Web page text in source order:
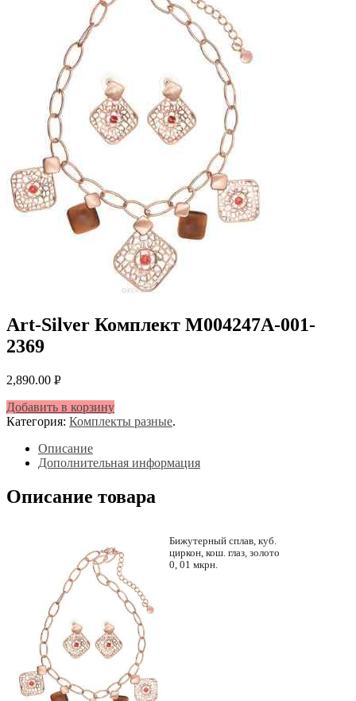
Art-Silver Комплект M004247А-001-
2369
2,890.00 Р
Добавить в корзину
Категория: Комплекты разные.
Описание
Дополнительная информация
Описание товара
Бижутерный сплав, куб.
циркон, кош. глаз, золото
0, 01 мкрн.